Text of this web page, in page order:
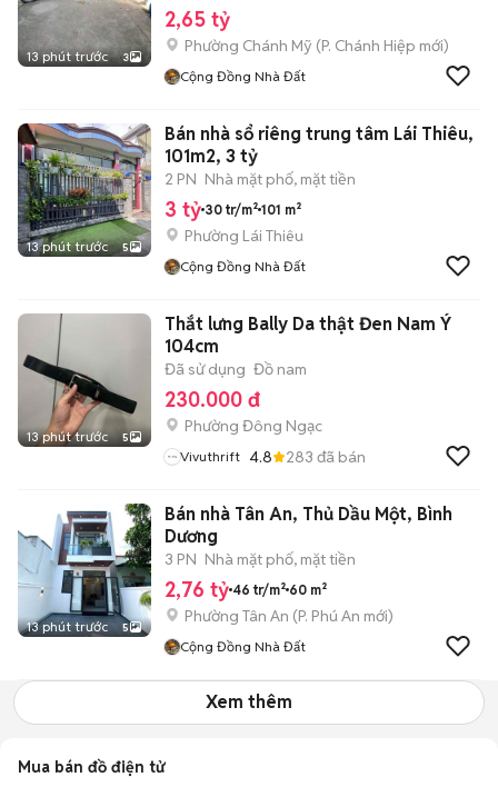
13 phút trước 3
2,65 tỷ
Phường Chánh Mỹ (P. Chánh Hiệp mới)
Cộng Đồng Nhà Đất
13 phút trước 5
Bán nhà sổ riêng trung tâm Lái Thiêu,
101m2, 3 tỷ
2 PN Nhà mặt phố, mặt tiền
3 tỷ 30 tr/m² 101 m²
Phường Lái Thiêu
Cộng Đồng Nhà Đất
13 phút trước 5
Thắt lưng Bally Da thật Đen Nam Ý
104cm
Đã sử dụng Đồ nam
230.000 đ
Phường Đông Ngạc
Vivuthrift 4.8 283 đã bán
13 phút trước 5
Bán nhà Tân An, Thủ Dầu Một, Bình
Dương
3 PN Nhà mặt phố, mặt tiền
2,76 tỷ 46 tr/m² 60 m²
Phường Tân An (P. Phú An mới)
Cộng Đồng Nhà Đất
Xem thêm
Mua bán đồ điện tử